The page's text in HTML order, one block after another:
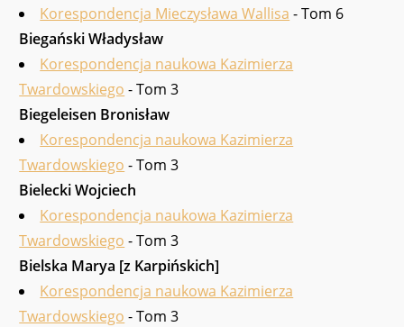
Korespondencja Mieczysława Wallisa - Tom 6
Biegański Władysław
Korespondencja naukowa Kazimierza
Twardowskiego - Tom 3
Biegeleisen Bronisław
Korespondencja naukowa Kazimierza
Twardowskiego - Tom 3
Bielecki Wojciech
Korespondencja naukowa Kazimierza
Twardowskiego - Tom 3
Bielska Marya [z Karpińskich]
Korespondencja naukowa Kazimierza
Twardowskiego - Tom 3